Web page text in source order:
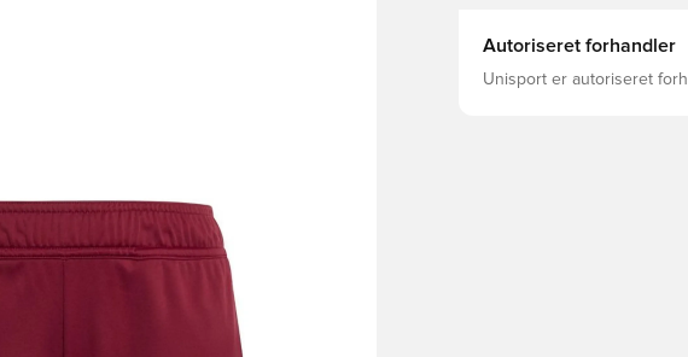
Autoriseret forhandler
Unisport er autoriseret